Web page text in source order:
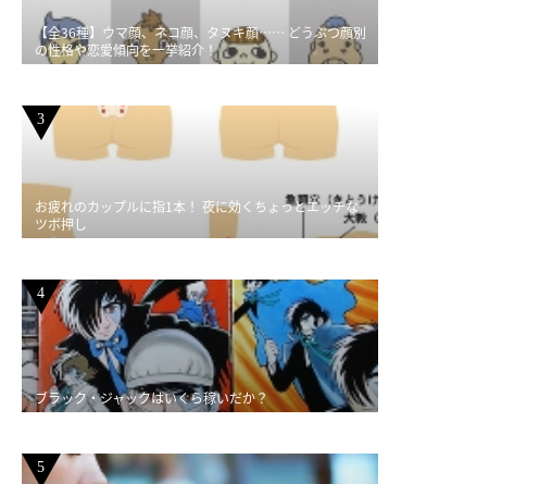
【全36種】ウマ顔、ネコ顔、タヌキ顔…… どうぶつ顔別
の性格や恋愛傾向を一挙紹介！
3
お疲れのカップルに指1本！ 夜に効くちょっとエッチな
ツボ押し
4
ブラック・ジャックはいくら稼いだか？
5